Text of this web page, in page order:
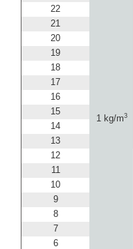
1 kg/m3
22
21
20
19
18
17
16
15
14
13
12
11
10
9
8
7
6